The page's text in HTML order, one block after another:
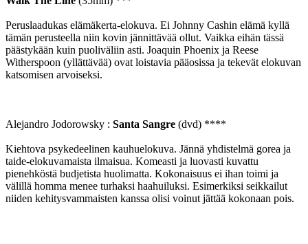
Peruslaadukas elämäkerta-elokuva. Ei Johnny Cashin elämä kyllä
tämän perusteella niin kovin jännittävää ollut. Vaikka eihän tässä
päästykään kuin puoliväliin asti. Joaquin Phoenix ja Reese
Witherspoon (yllättävää) ovat loistavia pääosissa ja tekevät elokuvan
katsomisen arvoiseksi.
Alejandro Jodorowsky : Santa Sangre (dvd) ****
Kiehtova psykedeelinen kauhuelokuva. Jännä yhdistelmä gorea ja
taide-elokuvamaista ilmaisua. Komeasti ja luovasti kuvattu
pienehköstä budjetista huolimatta. Kokonaisuus ei ihan toimi ja
välillä homma menee turhaksi haahuiluksi. Esimerkiksi seikkailut
niiden kehitysvammaisten kanssa olisi voinut jättää kokonaan pois.